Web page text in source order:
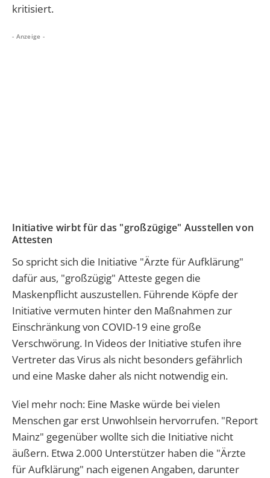
kritisiert.
- Anzeige -
Initiative wirbt für das "großzügige" Ausstellen von
Attesten
So spricht sich die Initiative "Ärzte für Aufklärung"
dafür aus, "großzügig" Atteste gegen die
Maskenpflicht auszustellen. Führende Köpfe der
Initiative vermuten hinter den Maßnahmen zur
Einschränkung von COVID-19 eine große
Verschwörung. In Videos der Initiative stufen ihre
Vertreter das Virus als nicht besonders gefährlich
und eine Maske daher als nicht notwendig ein.
Viel mehr noch: Eine Maske würde bei vielen
Menschen gar erst Unwohlsein hervorrufen. "Report
Mainz" gegenüber wollte sich die Initiative nicht
äußern. Etwa 2.000 Unterstützer haben die "Ärzte
für Aufklärung" nach eigenen Angaben, darunter